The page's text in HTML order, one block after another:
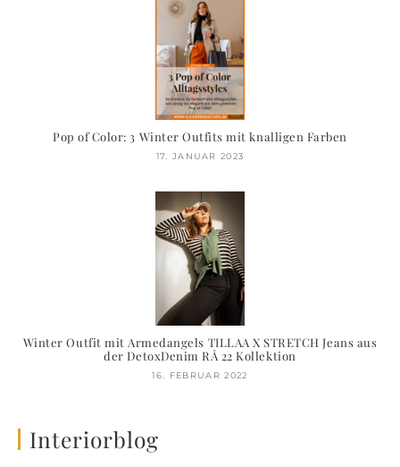
Pop of Color: 3 Winter Outfits mit knalligen Farben
17. JANUAR 2023
Winter Outfit mit Armedangels TILLAA X STRETCH Jeans aus
der DetoxDenim RÅ 22 Kollektion
16. FEBRUAR 2022
Interiorblog